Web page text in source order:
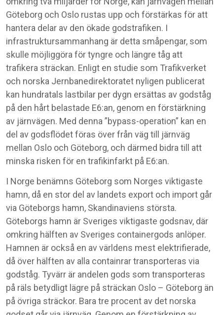
Göteborg och Oslo rustas upp och förstärkas för att
hantera delar av den ökade godstrafiken. I
infrastruktursammanhang är detta småpengar, som
skulle möjliggöra för tyngre och längre tåg att
trafikera sträckan. Enligt en studie som Trafikverket
och norska Jernbanedirektoratet nyligen publicerat
kan hundratals lastbilar per dygn ersättas av godståg
på den hårt belastade E6:an, genom en förstärkning
av järnvägen. Med denna ”bypass-operation” kan en
del av godsflödet föras över från väg till järnväg
mellan Oslo och Göteborg, och därmed bidra till att
minska risken för en trafikinfarkt på E6:an.
I Norge benämns Göteborg som Norges viktigaste
hamn, då en stor del av landets export och import går
via Göteborgs hamn, Skandinaviens största.
Göteborgs hamn är Sveriges viktigaste godsnav, där
omkring hälften av Sveriges containergods anlöper.
Hamnen är också en av världens mest elektrifierade,
då över hälften av alla containrar transporteras via
godståg. Tyvärr är andelen gods som transporteras
på räls betydligt lägre på sträckan Oslo – Göteborg än
på övriga sträckor. Bara tre procent av det norska